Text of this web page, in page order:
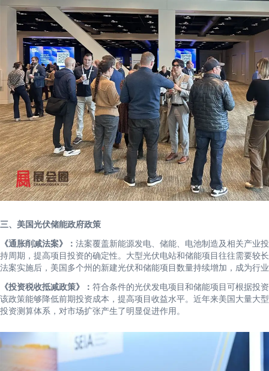
三、美国光伏储能政府政策
《通胀削减法案》： 法案覆盖新能源发电、储能、电池制造及相关产业
持周期，提高项目投资的确定性。大型光伏电站和储能项目往往需要较
法案实施后，美国多个州的新建光伏和储能项目数量持续增加，成为行
《投资税收抵减政策》： 符合条件的光伏发电项目和储能项目可根据投
该政策能够降低前期投资成本，提高项目收益水平。近年来美国大量大
投资测算体系，对市场扩张产生了明显促进作用。